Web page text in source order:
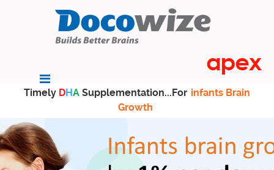
Timely DHA Supplementation...For infants Brain
Growth